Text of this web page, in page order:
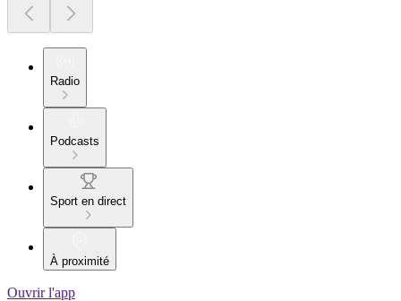
Radio
Podcasts
Sport en direct
À proximité
Ouvrir l'app